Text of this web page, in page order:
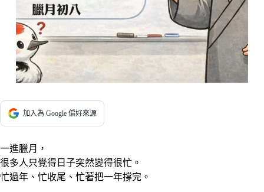
加入為 Google 偏好來源
一進臘月，
很多人只覺得日子突然變得很忙。
忙過年、忙收尾、忙著把一年撐完。